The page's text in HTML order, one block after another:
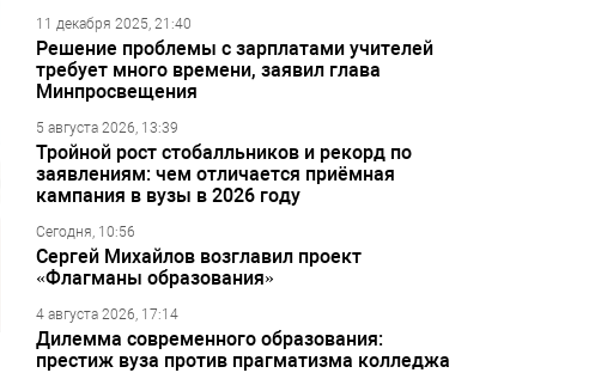
11 декабря 2025, 21:40
Решение проблемы с зарплатами учителей
требует много времени, заявил глава
Минпросвещения
5 августа 2026, 13:39
Тройной рост стобалльников и рекорд по
заявлениям: чем отличается приёмная
кампания в вузы в 2026 году
Сегодня, 10:56
Сергей Михайлов возглавил проект
«Флагманы образования»
4 августа 2026, 17:14
Дилемма современного образования:
престиж вуза против прагматизма колледжа